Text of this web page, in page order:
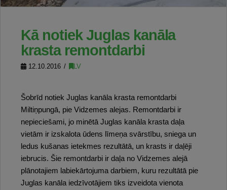
Kā notiek Juglas kanāla
krasta remontdarbi
12.10.2016 LV
Šobrīd notiek Juglas kanāla krasta remontdarbi
Miltiņpungā, pie Vidzemes alejas. Remontdarbi ir
nepieciešami, jo minētā Juglas kanāla krasta daļa
vietām ir izskalota ūdens līmeņa svārstību, sniega un
ledus kušanas ietekmes rezultātā, un krasts ir daļēji
iebrucis. Šie remontdarbi ir daļa no Vidzemes alejā
plānotajiem labiekārtojuma darbiem, kuru rezultātā pie
Juglas kanāla iedzīvotājiem tiks izveidota vienota